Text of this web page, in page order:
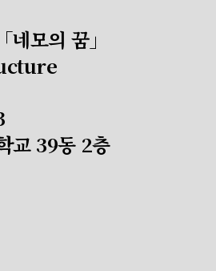
모의 꿈」
교 39동 2층